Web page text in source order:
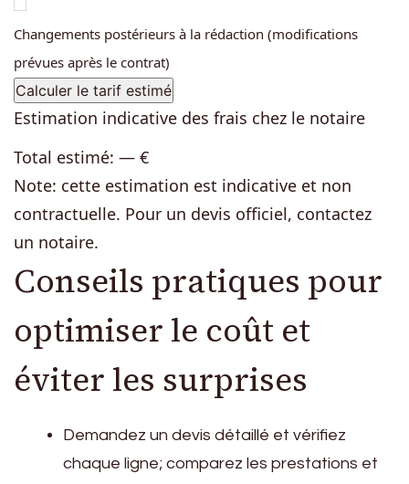
Changements postérieurs à la rédaction (modifications
prévues après le contrat)
Calculer le tarif estimé
Estimation indicative des frais chez le notaire
Total estimé: — €
Note: cette estimation est indicative et non
contractuelle. Pour un devis officiel, contactez
un notaire.
Conseils pratiques pour
optimiser le coût et
éviter les surprises
Demandez un devis détaillé et vérifiez
chaque ligne; comparez les prestations et